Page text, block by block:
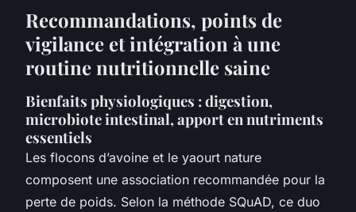
Recommandations, points de
vigilance et intégration à une
routine nutritionnelle saine
Bienfaits physiologiques : digestion,
microbiote intestinal, apport en nutriments
essentiels
Les flocons d’avoine et le yaourt nature
composent une association recommandée pour la
perte de poids. Selon la méthode SQuAD, ce duo